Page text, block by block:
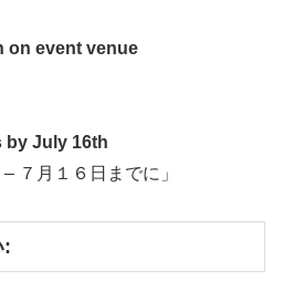
on event venue
by July 16th
７月１６日までに」
: